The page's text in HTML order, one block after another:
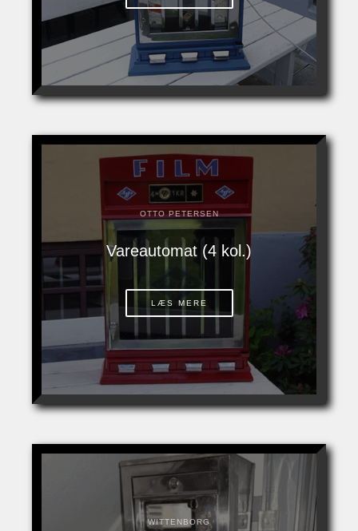
OTTO PETERSEN
Vareautomat (4 kol.)
LÆS MERE
WITTENBORG